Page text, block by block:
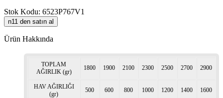
Stok Kodu: 6523P767V1
n11 den satın al
Ürün Hakkında
TOPLAM
AĞIRLIK (gr)
1800 1900 2100 2300 2500 2700 2900
HAV AĞIRLIĞI
(gr)
500 600 800 1000 1200 1400 1600